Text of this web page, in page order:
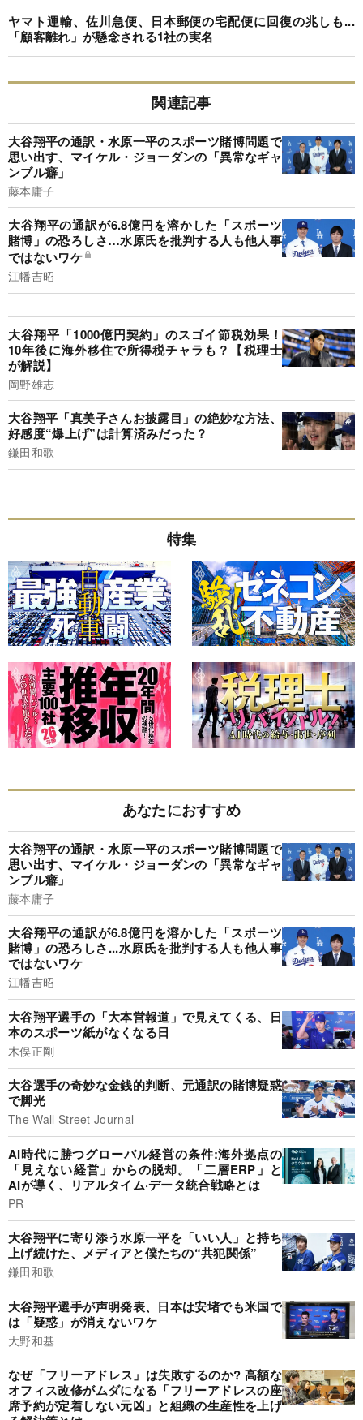
ヤマト運輸、佐川急便、日本郵便の宅配便に回復の兆しも...
「顧客離れ」が懸念される1社の実名
関連記事
大谷翔平の通訳・水原一平のスポーツ賭博問題で
思い出す、マイケル・ジョーダンの「異常なギャ
ンブル癖」
藤本庸子
大谷翔平の通訳が6.8億円を溶かした「スポーツ
賭博」の恐ろしさ…水原氏を批判する人も他人事
ではないワケ
江幡吉昭
大谷翔平「1000億円契約」のスゴイ節税効果！
10年後に海外移住で所得税チャラも？【税理士
が解説】
岡野雄志
大谷翔平「真美子さんお披露目」の絶妙な方法、
好感度“爆上げ”は計算済みだった？
鎌田和歌
特集
あなたにおすすめ
大谷翔平の通訳・水原一平のスポーツ賭博問題で
思い出す、マイケル・ジョーダンの「異常なギャ
ンブル癖」
藤本庸子
大谷翔平の通訳が6.8億円を溶かした「スポーツ
賭博」の恐ろしさ...水原氏を批判する人も他人事
ではないワケ
江幡吉昭
大谷翔平選手の「大本営報道」で見えてくる、日
本のスポーツ紙がなくなる日
木俣正剛
大谷選手の奇妙な金銭的判断、元通訳の賭博疑惑
で脚光
The Wall Street Journal
AI時代に勝つグローバル経営の条件:海外拠点の
「見えない経営」からの脱却。「二層ERP」と
AIが導く、リアルタイム·データ統合戦略とは
PR
大谷翔平に寄り添う水原一平を「いい人」と持ち
上げ続けた、メディアと僕たちの“共犯関係”
鎌田和歌
大谷翔平選手が声明発表、日本は安堵でも米国で
は「疑惑」が消えないワケ
大野和基
なぜ「フリーアドレス」は失敗するのか? 高額な
オフィス改修がムダになる「フリーアドレスの座
席予約が定着しない元凶」と組織の生産性を上げ